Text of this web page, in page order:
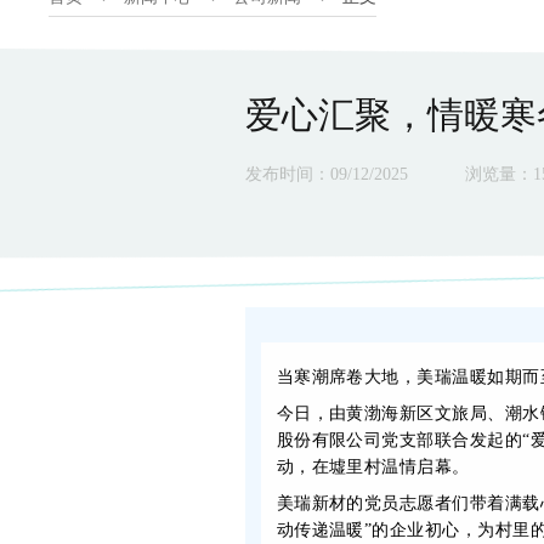
爱心汇聚，情暖
发布时间：09/12/2025 浏览量：
当寒潮席卷大地，美瑞温暖如期而
今日，由黄渤海新区文旅局、潮
股份有限公司党支部联合发起的“
动，在墟里村温情启幕。
美瑞新材的党员志愿者们带着满
动传递温暖”的企业初心，为村里